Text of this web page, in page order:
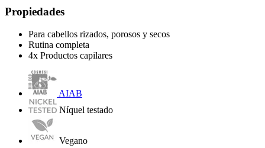
Propiedades
Para cabellos rizados, porosos y secos
Rutina completa
4x Productos capilares
AIAB
Níquel testado
Vegano